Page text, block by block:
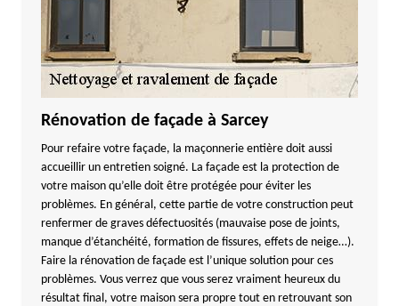
Rénovation de façade à Sarcey
Pour refaire votre façade, la maçonnerie entière doit aussi
accueillir un entretien soigné. La façade est la protection de
votre maison qu’elle doit être protégée pour éviter les
problèmes. En général, cette partie de votre construction peut
renfermer de graves défectuosités (mauvaise pose de joints,
manque d’étanchéité, formation de fissures, effets de neige…).
Faire la rénovation de façade est l’unique solution pour ces
problèmes. Vous verrez que vous serez vraiment heureux du
résultat final, votre maison sera propre tout en retrouvant son